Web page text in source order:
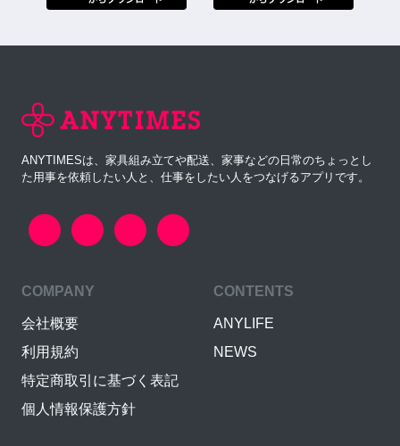
ANYTIMESは、家具組み立てや配送、家事などの日常のちょっとし
た用事を依頼したい人と、仕事をしたい人をつなげるアプリです。
COMPANY
会社概要
利用規約
特定商取引に基づく表記
個人情報保護方針
CONTENTS
ANYLIFE
NEWS